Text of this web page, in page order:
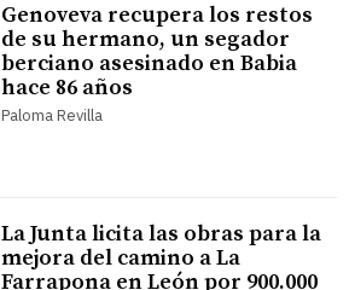
Genoveva recupera los restos
de su hermano, un segador
berciano asesinado en Babia
hace 86 años
Paloma Revilla
La Junta licita las obras para la
mejora del camino a La
Farrapona en León por 900.000